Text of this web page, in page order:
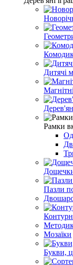
Дитячі
Рамки
Пазли
Мозаїки
Букви,